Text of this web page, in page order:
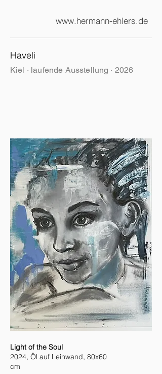
www.hermann-ehlers.de
Kiel · laufende Ausstellung · 2026
Haveli
Light of the Soul
2024, Öl auf Leinwand, 80x60
cm